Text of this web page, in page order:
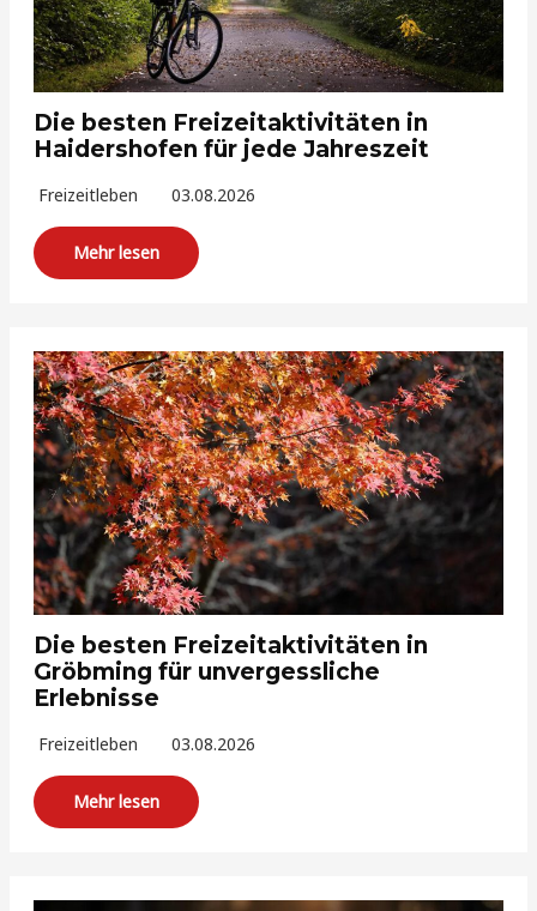
Die besten Freizeitaktivitäten in
Haidershofen für jede Jahreszeit
Freizeitleben 03.08.2026
Mehr lesen
Die besten Freizeitaktivitäten in
Gröbming für unvergessliche
Erlebnisse
Freizeitleben 03.08.2026
Mehr lesen